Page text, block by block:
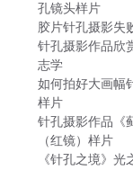
孔镜头样片
胶片针孔摄影失
针孔摄影作品欣
志学
如何拍好大画幅
样片
针孔摄影作品《
（红镜）样片
《针孔之境》